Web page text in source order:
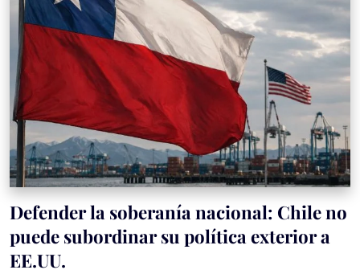
Defender la soberanía nacional: Chile no
puede subordinar su política exterior a
EE.UU.